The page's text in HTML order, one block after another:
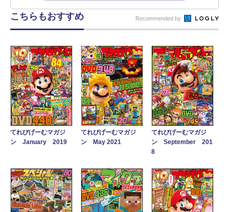
こちらもおすすめ Recommended by
てれびげーむマガジ
ン January 2019
てれびげーむマガジ
ン May 2021
てれびげーむマガジ
ン September 201
8